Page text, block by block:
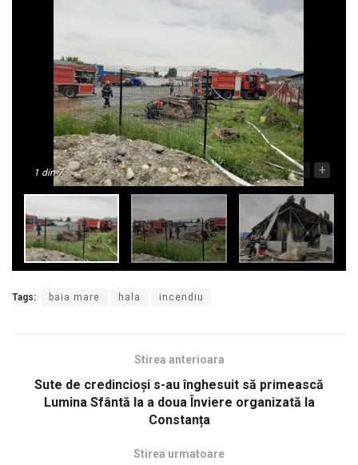
1 din 7 - +
Tags: baia mare hala incendiu
Stirea anterioara
Sute de credincioși s-au înghesuit să primească
Lumina Sfântă la a doua Înviere organizată la
Constanța
Stirea urmatoare